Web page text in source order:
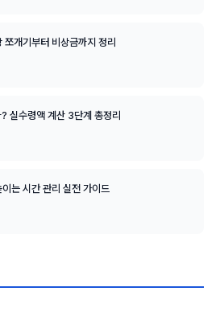
개기부터 비상금까지 정리
실수령액 계산 3단계 총정리
는 시간 관리 실전 가이드